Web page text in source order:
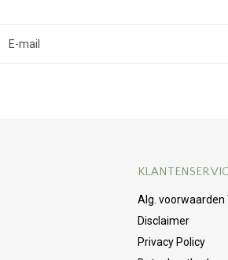
Alg. voorwaarden
Disclaimer
Privacy Policy